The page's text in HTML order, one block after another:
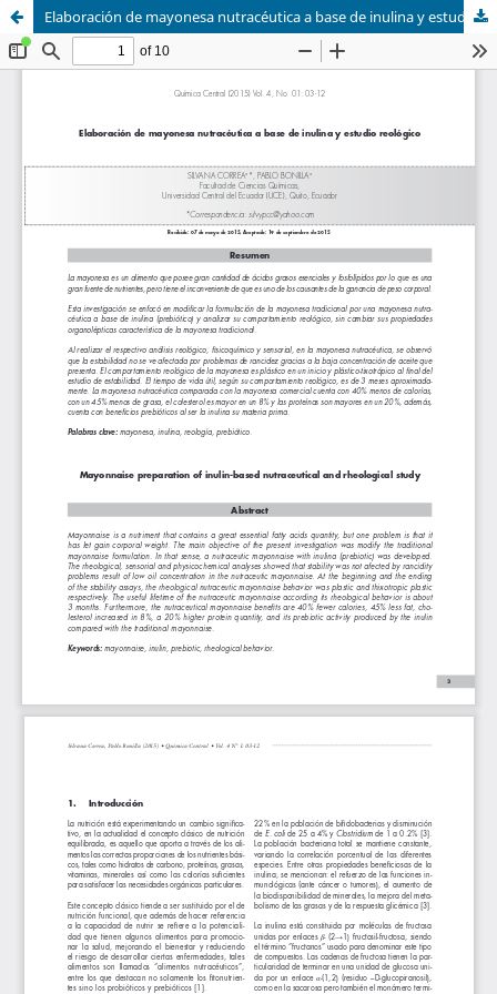
Elaboración de mayonesa nutracéutica a base de inulina y estudio reológico